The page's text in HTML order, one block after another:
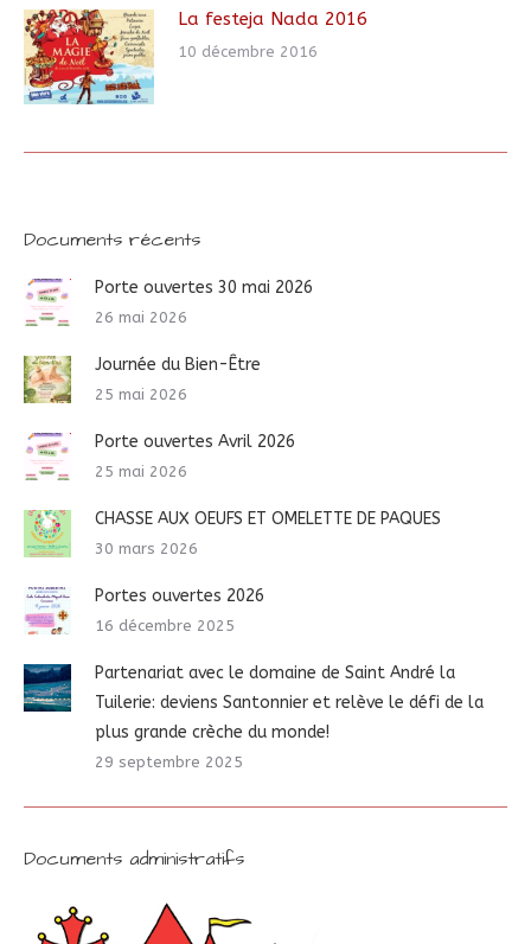
La festeja Nada 2016
10 décembre 2016
Documents récents
Porte ouvertes 30 mai 2026
26 mai 2026
Journée du Bien-Être
25 mai 2026
Porte ouvertes Avril 2026
25 mai 2026
CHASSE AUX OEUFS ET OMELETTE DE PAQUES
30 mars 2026
Portes ouvertes 2026
16 décembre 2025
Partenariat avec le domaine de Saint André la
Tuilerie: deviens Santonnier et relève le défi de la
plus grande crèche du monde!
29 septembre 2025
Documents administratifs